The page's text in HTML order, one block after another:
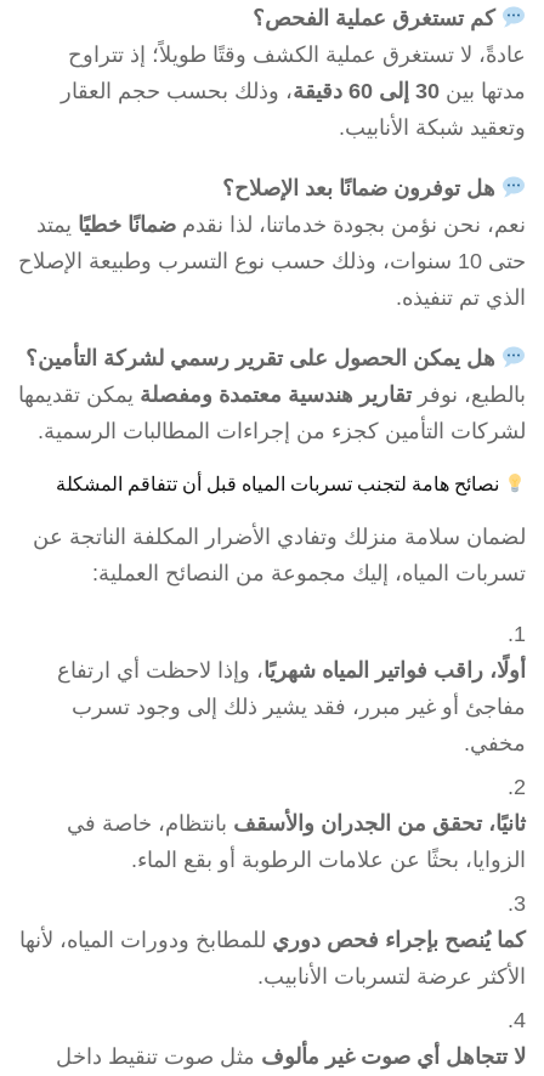
كم تستغرق عملية الفحص؟
عادةً، لا تستغرق عملية الكشف وقتًا طويلاً؛ إذ تتراوح
مدتها بين 30 إلى 60 دقيقة
، وذلك بحسب حجم العقار
وتعقيد شبكة الأنابيب.
هل توفرون ضمانًا بعد الإصلاح؟
نعم، نحن نؤمن بجودة خدماتنا، لذا نقدم ضمانًا خطيًا يمتد
حتى 10 سنوات، وذلك حسب نوع التسرب وطبيعة الإصلاح
الذي تم تنفيذه.
هل يمكن الحصول على تقرير رسمي لشركة التأمين؟
بالطبع، نوفر تقارير هندسية معتمدة ومفصلة يمكن تقديمها
لشركات التأمين كجزء من إجراءات المطالبات الرسمية.
نصائح هامة لتجنب تسربات المياه قبل أن تتفاقم المشكلة
لضمان سلامة منزلك وتفادي الأضرار المكلفة الناتجة عن
تسربات المياه، إليك مجموعة من النصائح العملية:
أولًا، راقب فواتير المياه شهريًا، وإذا لاحظت أي ارتفاع
مفاجئ أو غير مبرر، فقد يشير ذلك إلى وجود تسرب
مخفي.
ثانيًا، تحقق من الجدران والأسقف بانتظام، خاصة في
الزوايا، بحثًا عن علامات الرطوبة أو بقع الماء.
كما يُنصح بإجراء فحص دوري للمطابخ ودورات المياه، لأنها
الأكثر عرضة لتسربات الأنابيب.
لا تتجاهل أي صوت غير مألوف مثل صوت تنقيط داخل